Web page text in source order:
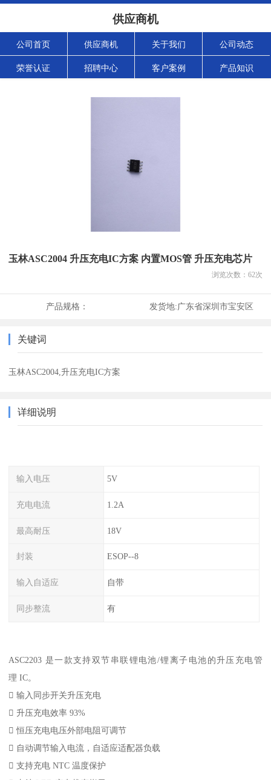
供应商机
公司首页 供应商机 关于我们 公司动态
荣誉认证 招聘中心 客户案例 产品知识
玉林ASC2004 升压充电IC方案 内置MOS管 升压充电芯片
浏览次数： 62次
产品规格： 发货地:广东省深圳市宝安区
关键词
玉林ASC2004,升压充电IC方案
详细说明
输入电压 5V
充电电流 1.2A
最高耐压 18V
封装 ESOP--8
输入自适应 自带
同步整流 有
ASC2203 是一款支持双节串联锂电池/锂离子电池的升压充电管
理 IC。
 输入同步开关升压充电
 升压充电效率 93%
 恒压充电电压外部电阻可调节
 自动调节输入电流，自适应适配器负载
 支持充电 NTC 温度保护